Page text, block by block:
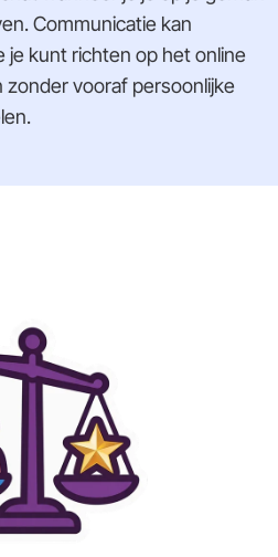
Communicatie kan
je kunt richten op het online
vooraf persoonlijke